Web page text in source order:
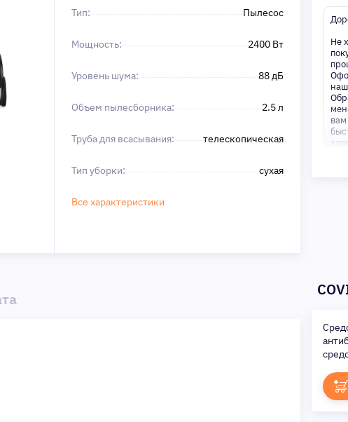
Тип: Пылесос
Мощность: 2400 Вт
Уровень шума: 88 дБ
Объем пылесборника: 2.5 л
Труба для всасывания: телескопическая
Тип уборки: сухая
Все характеристики
Не